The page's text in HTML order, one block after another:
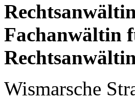
Fachanwältin
Wismarsche